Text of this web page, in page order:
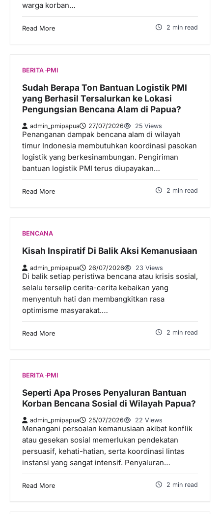
warga korban…
Read More 2 min read
BERITA PMI
Sudah Berapa Ton Bantuan Logistik PMI
yang Berhasil Tersalurkan ke Lokasi
Pengungsian Bencana Alam di Papua?
admin_pmipapua 27/07/2026 25 Views
Penanganan dampak bencana alam di wilayah
timur Indonesia membutuhkan koordinasi pasokan
logistik yang berkesinambungan. Pengiriman
bantuan logistik PMI terus diupayakan…
Read More 2 min read
BENCANA
Kisah Inspiratif Di Balik Aksi Kemanusiaan
admin_pmipapua 26/07/2026 23 Views
Di balik setiap peristiwa bencana atau krisis sosial,
selalu terselip cerita-cerita kebaikan yang
menyentuh hati dan membangkitkan rasa
optimisme masyarakat.…
Read More 2 min read
BERITA PMI
Seperti Apa Proses Penyaluran Bantuan
Korban Bencana Sosial di Wilayah Papua?
admin_pmipapua 25/07/2026 22 Views
Menangani persoalan kemanusiaan akibat konflik
atau gesekan sosial memerlukan pendekatan
persuasif, kehati-hatian, serta koordinasi lintas
instansi yang sangat intensif. Penyaluran…
Read More 2 min read